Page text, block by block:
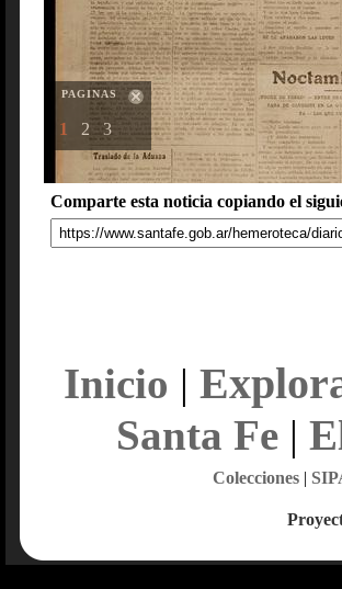
PAGINAS
1 2 3
Comparte esta noticia copiando el
Inicio |
Santa Fe|
Colecciones|